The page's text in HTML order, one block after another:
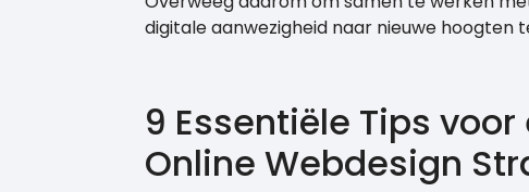
digitale aanwezigheid naar nieuwe hoogten
9 Essentiële Tips
Online Webdesign